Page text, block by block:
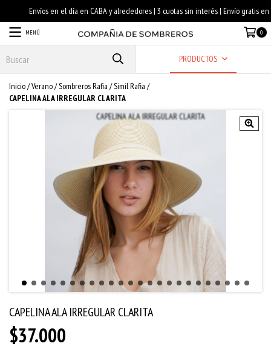
MENÚ 0
PRODUCTOS
Inicio/Verano/Sombreros Rafia /Simil Rafia /
CAPELINA ALA IRREGULAR CLARITA
CAPELINA ALA IRREGULAR CLARITA
$37.000